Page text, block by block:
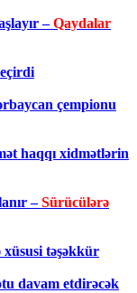
–Qaydalar
çempionu
haqqı xidmətlərin
–Sürücülərə
təşəkkür
davam etdirəcək